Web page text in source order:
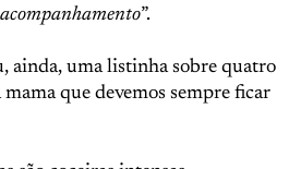
”.
ainda, uma listinha sobre quatro
mama que devemos sempre ficar